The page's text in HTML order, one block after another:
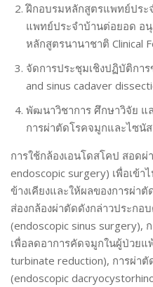
ฝึกอบรมหลักสูตรแพทย์ประ
แพทย์ประจำบ้านต่อยอด อ
หลักสูตรนานาชาติ Clinical
จัดการประชุมเชิงปฏิบัติการ
and sinus cadaver
พัฒนาวิชาการ ศึกษาวิจัย แ
การผ่าตัดโรคจมูกและไซนั
การใช้กล้องเอนโดสโคป สอด
endoscopic surgery) เพื่อเข้า
ข้างเคียงและให้ผลของการผ่า
ส่องกล้องผ่าตัดดังกล่าวประกอ
(endoscopic sinus surgery),
เพื่อลดอาการคัดจมูกในผู้ป่วยแ
turbinate reduction), การผ่า
(endoscopic